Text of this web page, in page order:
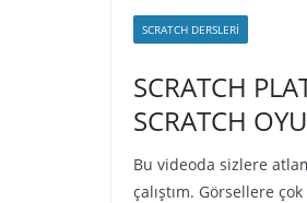
SCRATCH DERSLERI
SCRATCH
SCRATCH
Bu videoda sizlere
çalıştım. Görsellere